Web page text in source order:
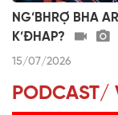
NG’BHRỢ BHA
K’ĐHAP?
15/07/2026
PODCAST/